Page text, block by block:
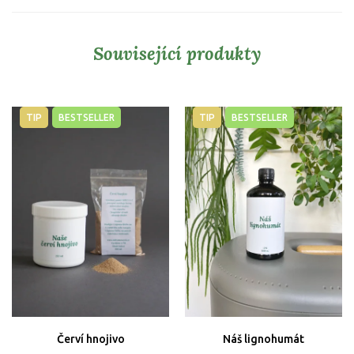
Související produkty
TIP BESTSELLER
Červí hnojivo
TIP BESTSELLER
Náš lignohumát